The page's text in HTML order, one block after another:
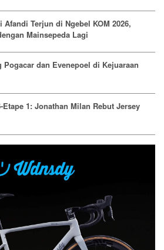
Afandi Terjun di Ngebel KOM 2026,
Mainsepeda Lagi
Pogacar dan Evenepoel di Kejuaraan
1: Jonathan Milan Rebut Jersey